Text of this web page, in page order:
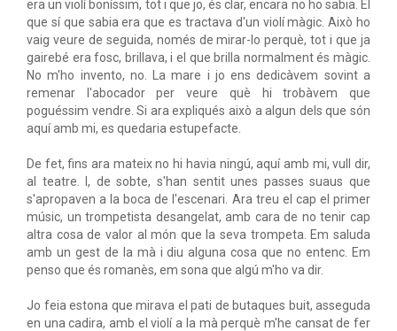
era un violí boníssim, tot i que jo, és clar, encara no ho sabia. El
que sí que sabia era que es tractava d'un violí màgic. Això ho
vaig veure de seguida, només de mirar-lo perquè, tot i que ja
gairebé era fosc, brillava, i el que brilla normalment és màgic.
No m'ho invento, no. La mare i jo ens dedicàvem sovint a
remenar l'abocador per veure què hi trobàvem que
poguéssim vendre. Si ara expliqués això a algun dels que són
aquí amb mi, es quedaria estupefacte.
De fet, fins ara mateix no hi havia ningú, aquí amb mi, vull dir,
al teatre. I, de sobte, s'han sentit unes passes suaus que
s'apropaven a la boca de l'escenari. Ara treu el cap el primer
músic, un trompetista desangelat, amb cara de no tenir cap
altra cosa de valor al món que la seva trompeta. Em saluda
amb un gest de la mà i diu alguna cosa que no entenc. Em
penso que és romanès, em sona que algú m'ho va dir.
Jo feia estona que mirava el pati de butaques buit, asseguda
en una cadira, amb el violí a la mà perquè m'he cansat de fer